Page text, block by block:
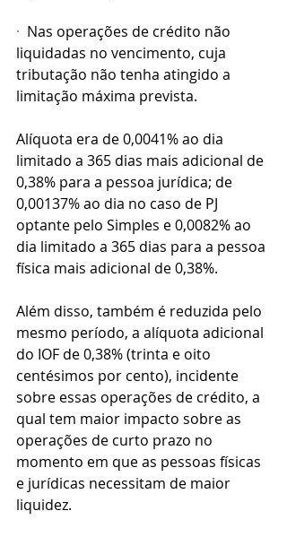
·
  Nas operações de crédito não
liquidadas no vencimento, cuja
tributação não tenha atingido a
limitação máxima prevista.
Alíquota era de 0,0041% ao dia
limitado a 365 dias mais adicional de
0,38% para a pessoa jurídica; de
0,00137% ao dia no caso de PJ
optante pelo Simples e 0,0082% ao
dia limitado a 365 dias para a pessoa
física mais adicional de 0,38%.
Além disso, também é reduzida pelo
mesmo período, a alíquota adicional
do IOF de 0,38% (trinta e oito
centésimos por cento), incidente
sobre essas operações de crédito, a
qual tem maior impacto sobre as
operações de curto prazo no
momento em que as pessoas físicas
e jurídicas necessitam de maior
liquidez.